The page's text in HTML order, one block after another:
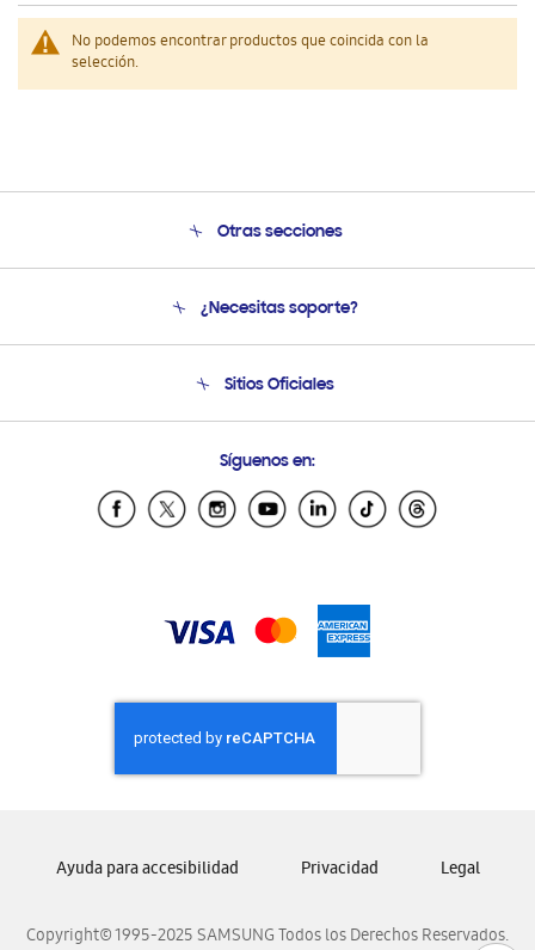
No podemos encontrar productos que coincida con la
selección.
Otras secciones
Soporte
Seguimiento de tu pedido
¿Necesitas soporte?
Soporte vía eMail
Sitios Oficiales
Samsung Ecuador
Samsung El Salvador
Samsung Nicaragua
Samsung Panamá
Samsung República Dominicana
Samsung Venezuela
Síguenos en:
Copyright© 1995-2025 SAMSUNG Todos los Derechos Reservados.
Ayuda para accesibilidad Privacidad Legal